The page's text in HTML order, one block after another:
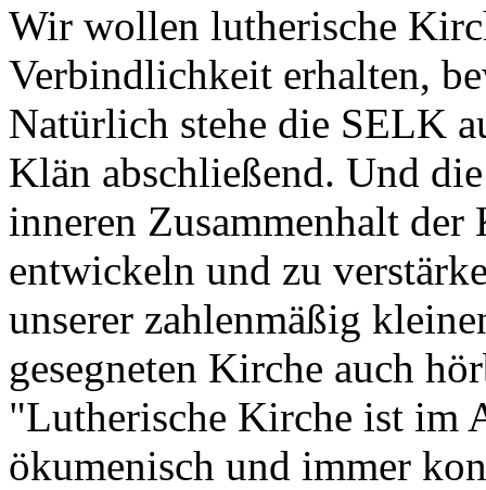
Wir wollen lutherische
Verbindlichkeit erhalten,
Natürlich stehe die SELK
Klän abschließend. Und
inneren Zusammenhalt
entwickeln und zu
unserer zahlenmäßig
gesegneten Kirche auch
"Lutherische Kirche ist im
ökumenisch und immer